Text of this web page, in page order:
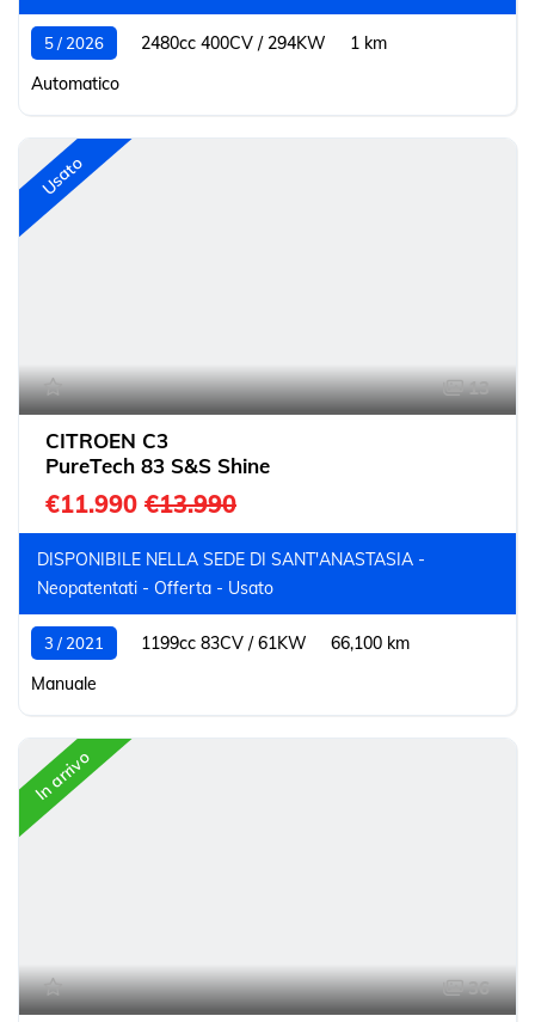
5 / 2026 2480cc 400CV / 294KW
1 km
Automatico
Usato
13
CITROEN C3
PureTech 83 S&S Shine
€11.990 €13.990
DISPONIBILE NELLA SEDE DI SANT'ANASTASIA -
Neopatentati - Offerta - Usato
3 / 2021 1199cc 83CV / 61KW
66,100 km
Manuale
In arrivo
36